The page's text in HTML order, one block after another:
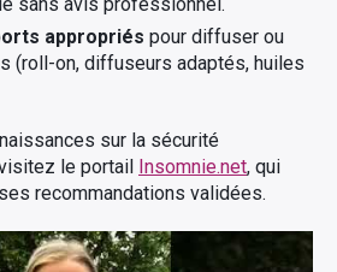
appropriés pour diffuser ou
(roll-on, diffuseurs adaptés, huiles
sur la sécurité
le portail
Insomnie.net, qui
recommandations validées.